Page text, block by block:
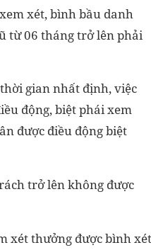
xét, bình bầu danh
từ 06 tháng trở lên phải
gian nhất định, việc
động, biệt phái xem
được điều động biệt
trở lên không được
xét thưởng được bình xét